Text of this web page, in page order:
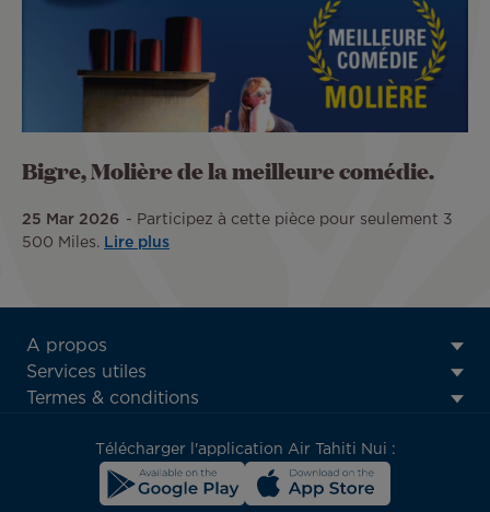
Bigre, Molière de la meilleure comédie.
25 Mar 2026
Participez à cette pièce pour seulement 3
500 Miles.
Lire plus
ATN:
Footer
menu
A propos
Services utiles
Termes & conditions
Télécharger l'application Air Tahiti Nui :